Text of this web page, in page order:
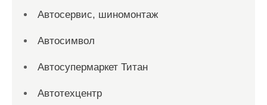
Автосервис, шиномонтаж
Автосимвол
Автосупермаркет Титан
Автотехцентр